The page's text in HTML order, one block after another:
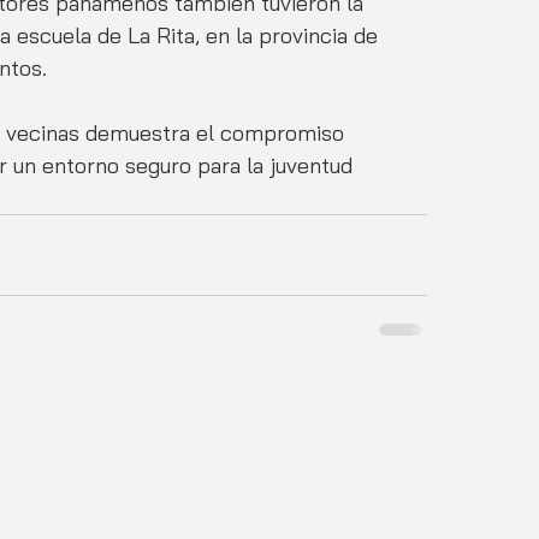
de La Rita, en la provincia de
demuestra el compromiso
entorno seguro para la juventud